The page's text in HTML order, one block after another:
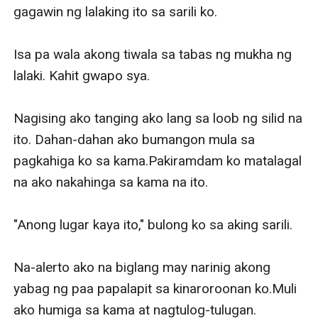
gagawin ng lalaking ito sa sarili ko.
Isa pa wala akong tiwala sa tabas ng mukha ng
lalaki. Kahit gwapo sya.
Nagising ako tanging ako lang sa loob ng silid na
ito. Dahan-dahan ako bumangon mula sa
pagkahiga ko sa kama.Pakiramdam ko matalagal
na ako nakahinga sa kama na ito.
"Anong lugar kaya ito," bulong ko sa aking sarili.
Na-alerto ako na biglang may narinig akong
yabag ng paa papalapit sa kinaroroonan ko.Muli
ako humiga sa kama at nagtulog-tulugan.